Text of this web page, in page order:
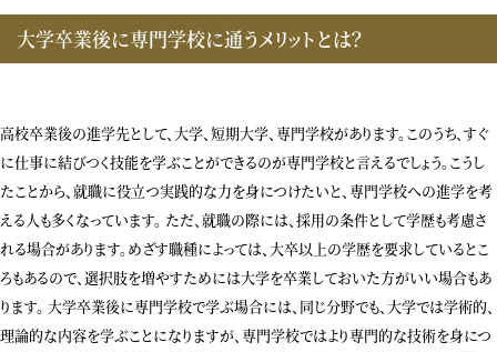
大学卒業後に専門学校に通うメリットとは？
高校卒業後の進学先として、大学、短期大学、専門学校があります。このうち、すぐ
に仕事に結びつく技能を学ぶことができるのが専門学校と言えるでしょう。こうし
たことから、就職に役立つ実践的な力を身につけたいと、専門学校への進学を考
える人も多くなっています。 ただ、就職の際には、採用の条件として学歴も考慮さ
れる場合があります。めざす職種によっては、大卒以上の学歴を要求しているとこ
ろもあるので、選択肢を増やすためには大学を卒業しておいた方がいい場合もあ
ります。 大学卒業後に専門学校で学ぶ場合には、同じ分野でも、大学では学術的、
理論的な内容を学ぶことになりますが、専門学校ではより専門的な技術を身につ